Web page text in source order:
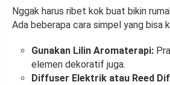
Nggak harus ribet kok buat bikin
Ada beberapa cara simpel yang bisa
Gunakan Lilin Aromaterapi:
elemen dekoratif juga.
Diffuser Elektrik atau Reed